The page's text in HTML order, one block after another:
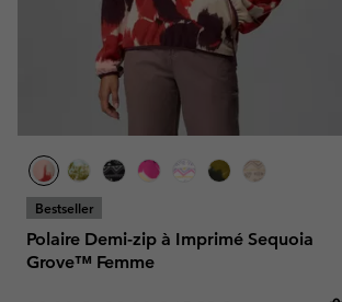
Bestseller
Polaire Demi-zip à Imprimé Sequoia
Grove™ Femme